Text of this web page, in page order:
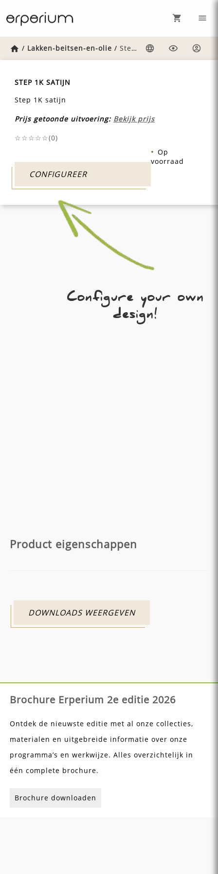
Home
/ Lakken-beitsen-en-olie / Step-1k-satijn
STEP 1K SATIJN
Step 1K satijn
Prijs getoonde uitvoering: Bekijk prijs
☆☆☆☆☆(0)
CONFIGUREER
Op
voorraad
Configure your own
design!
Product eigenschappen
DOWNLOADS WEERGEVEN
Brochure Erperium 2e editie 2026
Ontdek de nieuwste editie met al onze collecties,
materialen en uitgebreide informatie over onze
programma’s en werkwijze. Alles overzichtelijk in
één complete brochure.
Brochure downloaden